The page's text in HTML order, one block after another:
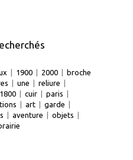
| 1900 | 2000 | broche
| une | reliure |
1800 | cuir | paris |
| art | garde |
| aventure | objets |